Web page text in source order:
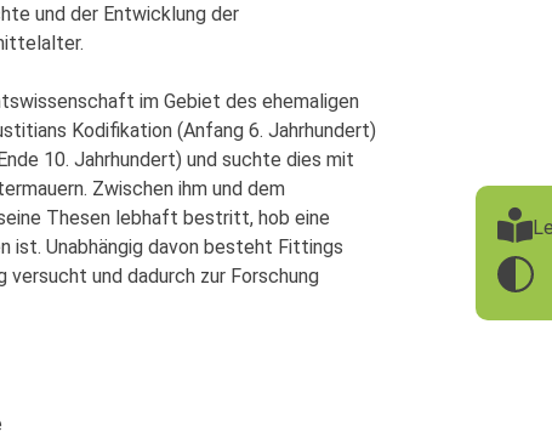
und der Entwicklung der
im Gebiet des ehemaligen
Kodifikation (Anfang 6. Jahrhundert)
10. Jahrhundert) und suchte dies mit
Zwischen ihm und dem
Thesen lebhaft bestritt, hob eine
ist. Unabhängig davon besteht Fittings
versucht und dadurch zur Forschung